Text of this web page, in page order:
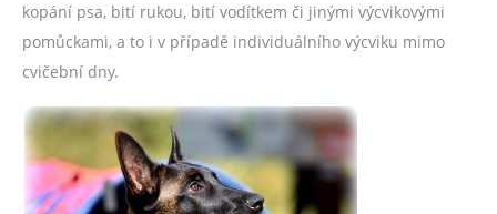
kopání psa, bití rukou, bití vodítkem či jinými výcvikovými
pomůckami, a to i v případě individuálního výcviku mimo
cvičební dny.